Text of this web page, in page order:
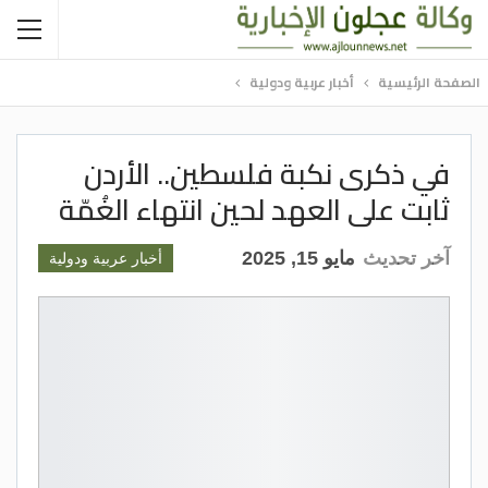
الصفحة الرئيسية أخبار عربية ودولية
في ذكرى نكبة فلسطين.. الأردن
ثابت على العهد لحين انتهاء الغُمّة
أخبار عربية ودولية آخر تحديث مايو 15, 2025